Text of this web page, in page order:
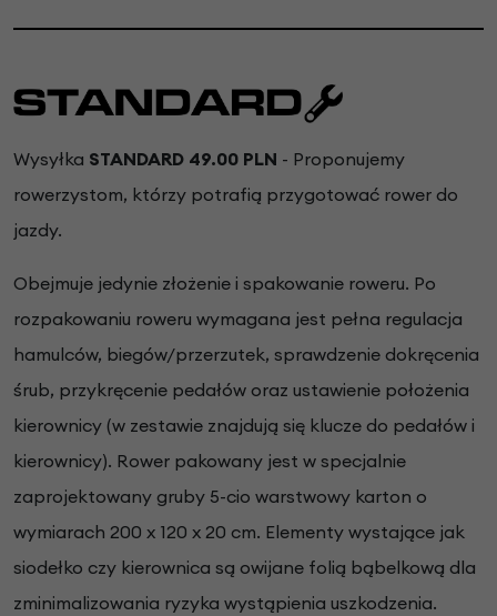
Wysyłka STANDARD 49.00 PLN - Proponujemy
rowerzystom, którzy potrafią przygotować rower do
jazdy.
Obejmuje jedynie złożenie i spakowanie roweru. Po
rozpakowaniu roweru wymagana jest pełna regulacja
hamulców, biegów/przerzutek, sprawdzenie dokręcenia
śrub, przykręcenie pedałów oraz ustawienie położenia
kierownicy (w zestawie znajdują się klucze do pedałów i
kierownicy). Rower pakowany jest w specjalnie
zaprojektowany gruby 5-cio warstwowy karton o
wymiarach 200 x 120 x 20 cm. Elementy wystające jak
siodełko czy kierownica są owijane folią bąbelkową dla
zminimalizowania ryzyka wystąpienia uszkodzenia.